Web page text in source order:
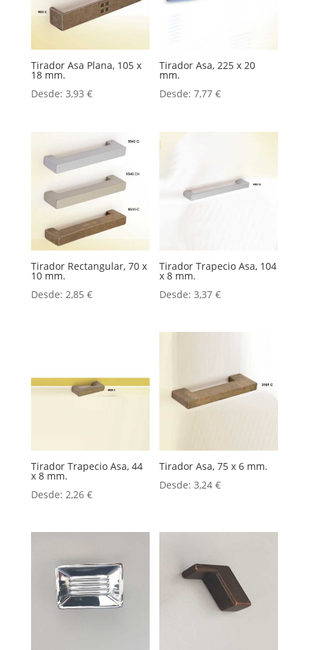
Tirador Asa Plana, 105 x
18 mm.
Desde: 3,93 €
Tirador Asa, 225 x 20
mm.
Desde:7,77€
Tirador Rectangular, 70 x
10 mm.
Desde: 2,85 €
Tirador Trapecio Asa, 104
x 8 mm.
Desde:3,37€
Tirador Trapecio Asa, 44
x 8 mm.
Desde: 2,26 €
Tirador Asa, 75 x 6 mm.
Desde:3,24€